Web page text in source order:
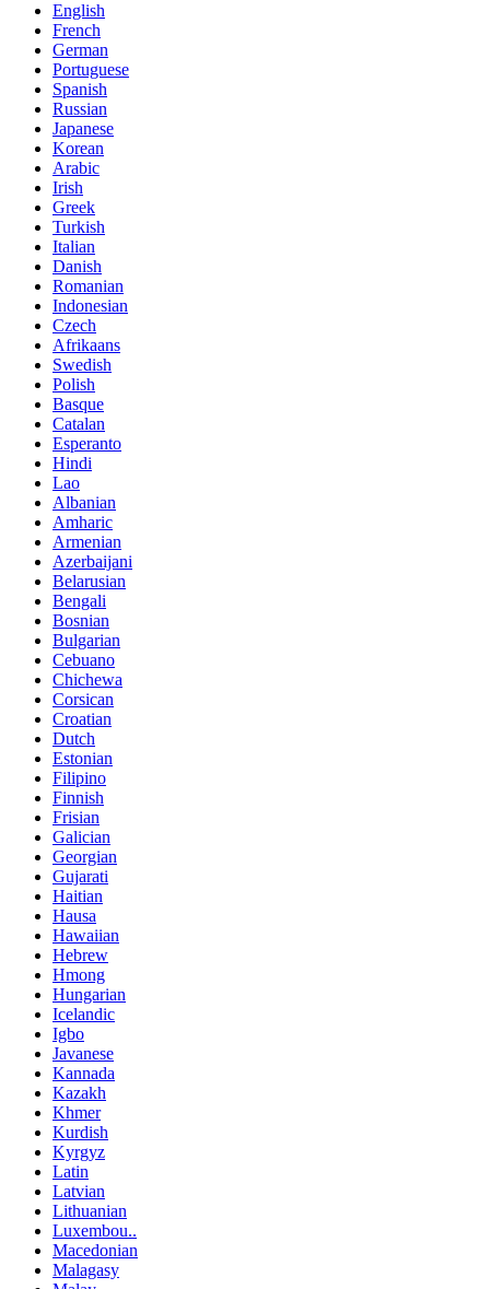
English
French
German
Portuguese
Spanish
Russian
Japanese
Korean
Arabic
Irish
Greek
Turkish
Italian
Danish
Romanian
Indonesian
Czech
Afrikaans
Swedish
Polish
Basque
Catalan
Esperanto
Hindi
Lao
Albanian
Amharic
Armenian
Azerbaijani
Belarusian
Bengali
Bosnian
Bulgarian
Cebuano
Chichewa
Corsican
Croatian
Dutch
Estonian
Filipino
Finnish
Frisian
Galician
Georgian
Gujarati
Haitian
Hausa
Hawaiian
Hebrew
Hmong
Hungarian
Icelandic
Igbo
Javanese
Kannada
Kazakh
Khmer
Kurdish
Kyrgyz
Latin
Latvian
Lithuanian
Luxembou..
Macedonian
Malagasy